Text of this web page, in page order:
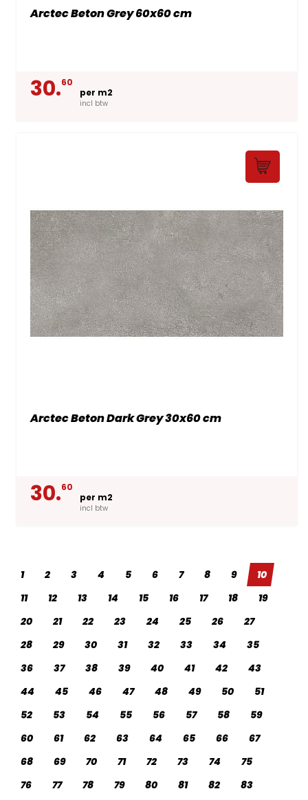
Arctec Beton Grey 60x60 cm
30.60
per m2
incl btw
Arctec Beton Dark Grey 30x60 cm
30.60
per m2
incl btw
1 2 3 4 5 6 7 8 9
10
11
12 13 14 15 16 17 18
19
20
21 22 23 24 25 26
27
28
29 30 31 32 33 34
35
36
37 38 39 40 41 42
43
44
45 46 47 48 49 50
51
52
53 54 55 56 57 58
59
60
61 62 63 64 65 66
67
68
69 70 71 72 73 74
75
76
77 78 79 80 81 82
83